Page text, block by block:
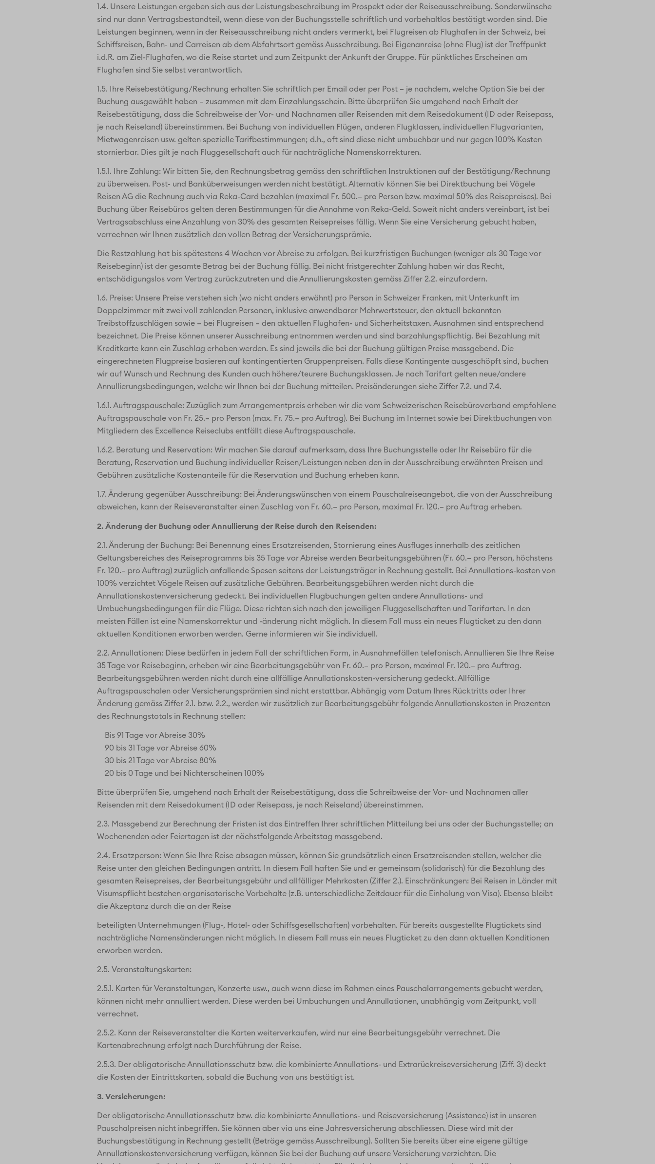
1.4. Unsere Leistungen ergeben sich aus der Leistungsbeschreibung im Prospekt oder der Reiseausschreibung. Sonderwünsche
sind nur dann Vertragsbestandteil, wenn diese von der Buchungsstelle schriftlich und vorbehaltlos bestätigt worden sind. Die
Leistungen beginnen, wenn in der Reiseausschreibung nicht anders vermerkt, bei Flugreisen ab Flughafen in der Schweiz, bei
Schiffsreisen, Bahn- und Carreisen ab dem Abfahrtsort gemäss Ausschreibung. Bei Eigenanreise (ohne Flug) ist der Treffpunkt
i.d.R. am Ziel-Flughafen, wo die Reise startet und zum Zeitpunkt der Ankunft der Gruppe. Für pünktliches Erscheinen am
Flughafen sind Sie selbst verantwortlich.
1.5. Ihre Reisebestätigung/Rechnung erhalten Sie schriftlich per Email oder per Post – je nachdem, welche Option Sie bei der
Buchung ausgewählt haben – zusammen mit dem Einzahlungsschein. Bitte überprüfen Sie umgehend nach Erhalt der
Reisebestätigung, dass die Schreibweise der Vor- und Nachnamen aller Reisenden mit dem Reisedokument (ID oder Reisepass,
je nach Reiseland) übereinstimmen. Bei Buchung von individuellen Flügen, anderen Flugklassen, individuellen Flugvarianten,
Mietwagenreisen usw. gelten spezielle Tarifbestimmungen; d.h., oft sind diese nicht umbuchbar und nur gegen 100% Kosten
stornierbar. Dies gilt je nach Fluggesellschaft auch für nachträgliche Namenskorrekturen.
1.5.1. Ihre Zahlung: Wir bitten Sie, den Rechnungsbetrag gemäss den schriftlichen Instruktionen auf der Bestätigung/Rechnung
zu überweisen. Post- und Banküberweisungen werden nicht bestätigt. Alternativ können Sie bei Direktbuchung bei Vögele
Reisen AG die Rechnung auch via Reka-Card bezahlen (maximal Fr. 500.– pro Person bzw. maximal 50% des Reisepreises). Bei
Buchung über Reisebüros gelten deren Bestimmungen für die Annahme von Reka-Geld. Soweit nicht anders vereinbart, ist bei
Vertragsabschluss eine Anzahlung von 30% des gesamten Reisepreises fällig. Wenn Sie eine Versicherung gebucht haben,
verrechnen wir Ihnen zusätzlich den vollen Betrag der Versicherungsprämie.
Die Restzahlung hat bis spätestens 4 Wochen vor Abreise zu erfolgen. Bei kurzfristigen Buchungen (weniger als 30 Tage vor
Reisebeginn) ist der gesamte Betrag bei der Buchung fällig. Bei nicht fristgerechter Zahlung haben wir das Recht,
entschädigungslos vom Vertrag zurückzutreten und die Annullierungskosten gemäss Ziffer 2.2. einzufordern.
1.6. Preise: Unsere Preise verstehen sich (wo nicht anders erwähnt) pro Person in Schweizer Franken, mit Unterkunft im
Doppelzimmer mit zwei voll zahlenden Personen, inklusive anwendbarer Mehrwertsteuer, den aktuell bekannten
Treibstoffzuschlägen sowie – bei Flugreisen – den aktuellen Flughafen- und Sicherheitstaxen. Ausnahmen sind entsprechend
bezeichnet. Die Preise können unserer Ausschreibung entnommen werden und sind barzahlungspflichtig. Bei Bezahlung mit
Kreditkarte kann ein Zuschlag erhoben werden. Es sind jeweils die bei der Buchung gültigen Preise massgebend. Die
eingerechneten Flugpreise basieren auf kontingentierten Gruppenpreisen. Falls diese Kontingente ausgeschöpft sind, buchen
wir auf Wunsch und Rechnung des Kunden auch höhere/teurere Buchungsklassen. Je nach Tarifart gelten neue/andere
Annullierungsbedingungen, welche wir Ihnen bei der Buchung mitteilen. Preisänderungen siehe Ziffer 7.2. und 7.4.
1.6.1. Auftragspauschale: Zuzüglich zum Arrangementpreis erheben wir die vom Schweizerischen Reisebüroverband empfohlene
Auftragspauschale von Fr. 25.– pro Person (max. Fr. 75.– pro Auftrag). Bei Buchung im Internet sowie bei Direktbuchungen von
Mitgliedern des Excellence Reiseclubs entfällt diese Auftragspauschale.
1.6.2. Beratung und Reservation: Wir machen Sie darauf aufmerksam, dass Ihre Buchungsstelle oder Ihr Reisebüro für die
Beratung, Reservation und Buchung individueller Reisen/Leistungen neben den in der Ausschreibung erwähnten Preisen und
Gebühren zusätzliche Kostenanteile für die Reservation und Buchung erheben kann.
1.7. Änderung gegenüber Ausschreibung: Bei Änderungswünschen von einem Pauschalreiseangebot, die von der Ausschreibung
abweichen, kann der Reiseveranstalter einen Zuschlag von Fr. 60.– pro Person, maximal Fr. 120.– pro Auftrag erheben.
2. Änderung der Buchung oder Annullierung der Reise durch den Reisenden:
2.1. Änderung der Buchung: Bei Benennung eines Ersatzreisenden, Stornierung eines Ausfluges innerhalb des zeitlichen
Geltungsbereiches des Reiseprogramms bis 35 Tage vor Abreise werden Bearbeitungsgebühren (Fr. 60.– pro Person, höchstens
Fr. 120.– pro Auftrag) zuzüglich anfallende Spesen seitens der Leistungsträger in Rechnung gestellt. Bei Annullations-kosten von
100% verzichtet Vögele Reisen auf zusätzliche Gebühren. Bearbeitungsgebühren werden nicht durch die
Annullationskostenversicherung gedeckt. Bei individuellen Flugbuchungen gelten andere Annullations- und
Umbuchungsbedingungen für die Flüge. Diese richten sich nach den jeweiligen Fluggesellschaften und Tarifarten. In den
meisten Fällen ist eine Namenskorrektur und -änderung nicht möglich. In diesem Fall muss ein neues Flugticket zu den dann
aktuellen Konditionen erworben werden. Gerne informieren wir Sie individuell.
2.2. Annullationen: Diese bedürfen in jedem Fall der schriftlichen Form, in Ausnahmefällen telefonisch. Annullieren Sie Ihre Reise
35 Tage vor Reisebeginn, erheben wir eine Bearbeitungsgebühr von Fr. 60.– pro Person, maximal Fr. 120.– pro Auftrag.
Bearbeitungsgebühren werden nicht durch eine allfällige Annullationskosten-versicherung gedeckt. Allfällige
Auftragspauschalen oder Versicherungsprämien sind nicht erstattbar. Abhängig vom Datum Ihres Rücktritts oder Ihrer
Änderung gemäss Ziffer 2.1. bzw. 2.2., werden wir zusätzlich zur Bearbeitungsgebühr folgende Annullationskosten in Prozenten
des Rechnungstotals in Rechnung stellen:
Bis 91 Tage vor Abreise 30%
90 bis 31 Tage vor Abreise 60%
30 bis 21 Tage vor Abreise 80%
20 bis 0 Tage und bei Nichterscheinen 100%
Bitte überprüfen Sie, umgehend nach Erhalt der Reisebestätigung, dass die Schreibweise der Vor- und Nachnamen aller
Reisenden mit dem Reisedokument (ID oder Reisepass, je nach Reiseland) übereinstimmen.
2.3. Massgebend zur Berechnung der Fristen ist das Eintreffen Ihrer schriftlichen Mitteilung bei uns oder der Buchungsstelle; an
Wochenenden oder Feiertagen ist der nächstfolgende Arbeitstag massgebend.
2.4. Ersatzperson: Wenn Sie Ihre Reise absagen müssen, können Sie grundsätzlich einen Ersatzreisenden stellen, welcher die
Reise unter den gleichen Bedingungen antritt. In diesem Fall haften Sie und er gemeinsam (solidarisch) für die Bezahlung des
gesamten Reisepreises, der Bearbeitungsgebühr und allfälliger Mehrkosten (Ziffer 2.). Einschränkungen: Bei Reisen in Länder mit
Visumspflicht bestehen organisatorische Vorbehalte (z.B. unterschiedliche Zeitdauer für die Einholung von Visa). Ebenso bleibt
die Akzeptanz durch die an der Reise
beteiligten Unternehmungen (Flug-, Hotel- oder Schiffsgesellschaften) vorbehalten. Für bereits ausgestellte Flugtickets sind
nachträgliche Namensänderungen nicht möglich. In diesem Fall muss ein neues Flugticket zu den dann aktuellen Konditionen
erworben werden.
2.5. Veranstaltungskarten:
2.5.1. Karten für Veranstaltungen, Konzerte usw., auch wenn diese im Rahmen eines Pauschalarrangements gebucht werden,
können nicht mehr annulliert werden. Diese werden bei Umbuchungen und Annullationen, unabhängig vom Zeitpunkt, voll
verrechnet.
2.5.2. Kann der Reiseveranstalter die Karten weiterverkaufen, wird nur eine Bearbeitungsgebühr verrechnet. Die
Kartenabrechnung erfolgt nach Durchführung der Reise.
2.5.3. Der obligatorische Annullationsschutz bzw. die kombinierte Annullations- und Extrarückreiseversicherung (Ziff. 3) deckt
die Kosten der Eintrittskarten, sobald die Buchung von uns bestätigt ist.
3. Versicherungen:
Der obligatorische Annullationsschutz bzw. die kombinierte Annullations- und Reiseversicherung (Assistance) ist in unseren
Pauschalpreisen nicht inbegriffen. Sie können aber via uns eine Jahresversicherung abschliessen. Diese wird mit der
Buchungsbestätigung in Rechnung gestellt (Beträge gemäss Ausschreibung). Sollten Sie bereits über eine eigene gültige
Annullationskostenversicherung verfügen, können Sie bei der Buchung auf unsere Versicherung verzichten. Die